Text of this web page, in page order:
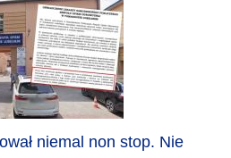
niemal non stop. Nie